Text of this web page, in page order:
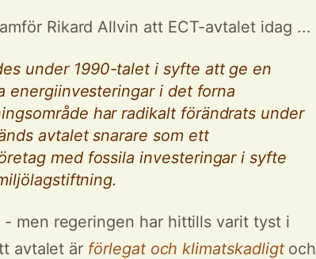
Rikard Allvin att ECT-avtalet idag ...
under 1990-talet i syfte att ge en
energiinvesteringar i det forna
har radikalt förändrats under
avtalet snarare som ett
med fossila investeringar i syfte
men regeringen har hittills varit tyst i
avtalet är förlegat och klimatskadligtoch